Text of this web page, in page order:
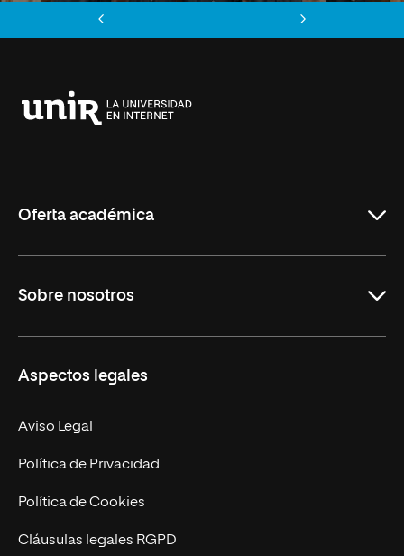
Oferta académica
Másteres Oficiales
Másteres Propios
Doctorados
Experto Universitario
Postgrados
Cursos Universitarios
Sobre nosotros
Facultades
Nuestro Equipo
Trabaja en UNIR
Actualidad
UNIR Revista
Aspectos legales
Aviso Legal
Política de Privacidad
Política de Cookies
Cláusulas legales RGPD